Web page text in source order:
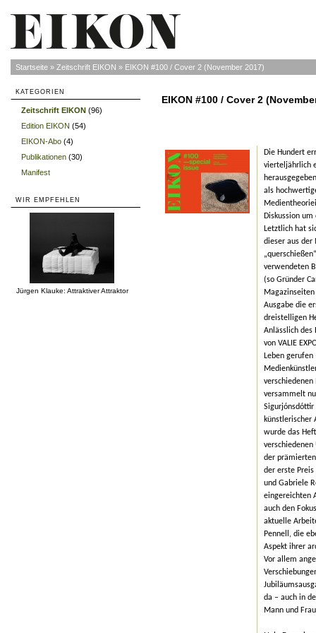
Startseite » Zeitschrift EIKON » EIKON #100 / Cover 2 (November 2017)
KATEGORIEN
Zeitschrift EIKON (96)
Edition EIKON (54)
EIKON-Abo (4)
Publikationen (30)
Manifest
WIR EMPFEHLEN
Jürgen Klauke: Attraktiver Attraktor
EIKON #100 / Cover 2
Die Hundert
vierteljährlich
als
Diskussion
Letztlich hat
dieser aus der
verwendeten
(so Gründer
Ausgabe die
dreistelligen
Anlässlich des
von VALIE
Leben
verschiedenen
versammelt
künstlerischer
wurde das
der
der erste
und Gabriele
eingereichten
auch den
aktuelle
Pennell, die
Aspekt ihrer
Vor allem
da – auch in
Mann und